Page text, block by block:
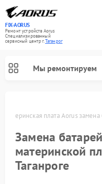
FIX-AORUS
Ремонт устройств Aorus
Специализированный
cервисный центр г.Таганрог
Мы ремонтируем
Материнская плата Aorus
Замена
материнской
Таганроге